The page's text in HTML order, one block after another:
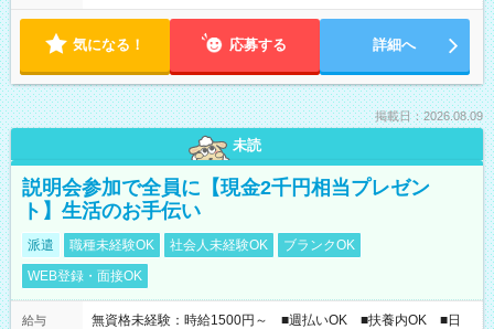
気になる！ 応募する 詳細へ
掲載日：2026.08.09
未読
説明会参加で全員に【現金2千円相当プレゼン
ト】生活のお手伝い
派遣 職種未経験OK 社会人未経験OK
ブランクOK
WEB登録・面接OK
給与
無資格未経験：時給1500円～ ■週払いOK ■扶養内OK ■日